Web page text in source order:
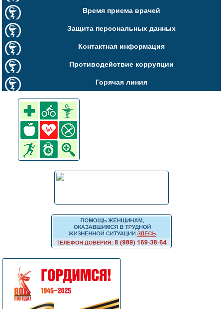
Время приема врачей
Защита персональных данных
Контактная информация
Противодействие коррупции
Горячая линия